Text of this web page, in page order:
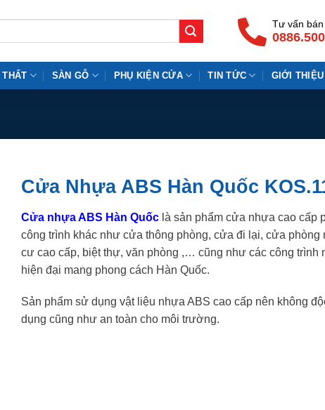
Tư vấn
THẤT SÀN GỖ PHỤ KIỆN CỬA TIN TỨC GIỚI THIỆU
Cửa Nhựa ABS Hàn Quốc
Cửa nhựa ABS Hàn Quốc là sản phẩm cửa nhựa cao cấp
công trình khác như cửa thông phòng, cửa đi lại, cửa
cư cao cấp, biệt thự, văn phòng ,… cũng như các công trình
hiện đại mang phong cách Hàn Quốc.
Sản phẩm sử dụng vật liệu nhựa ABS cao cấp nên không
dụng cũng như an toàn cho môi trường.